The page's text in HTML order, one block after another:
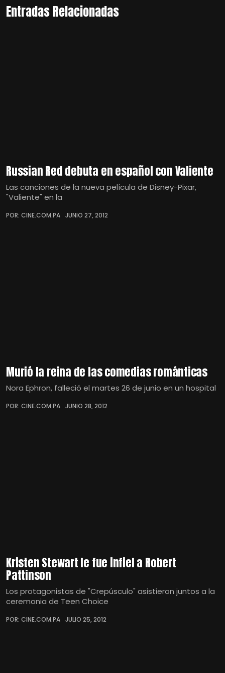
Entradas Relacionadas
Russian Red debuta en español con Valiente
Las canciones de la nueva película de Disney-Pixar,
"Valiente" en la
POR: CINE.COM.PA JUNIO 27, 2012
Murió la reina de las comedias románticas
Nora Ephron, falleció el martes 26 de junio en un hospital
POR: CINE.COM.PA JUNIO 28, 2012
Kristen Stewart le fue infiel a Robert
Pattinson
Los protagonistas de "Crepúsculo" asistieron juntos a la
ceremonia de Teen Choice
POR: CINE.COM.PA JULIO 25, 2012